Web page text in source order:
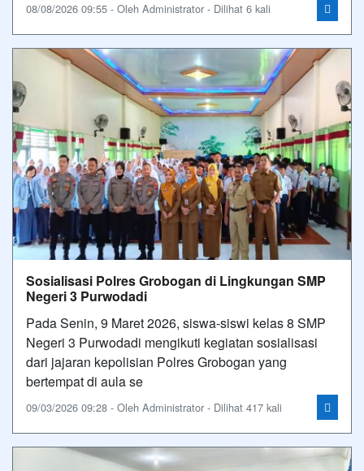
08/08/2026 09:55 - Oleh Administrator - Dilihat 6 kali
Sosialisasi Polres Grobogan di Lingkungan SMP
Negeri 3 Purwodadi
Pada Senin, 9 Maret 2026, siswa-siswi kelas 8 SMP
Negeri 3 Purwodadi mengikuti kegiatan sosialisasi
dari jajaran kepolisian Polres Grobogan yang
bertempat di aula se
09/03/2026 09:28 - Oleh Administrator - Dilihat 417 kali